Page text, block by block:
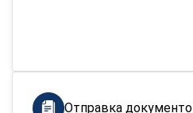
Отправка